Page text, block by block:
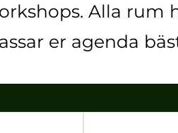
Alla
er agenda